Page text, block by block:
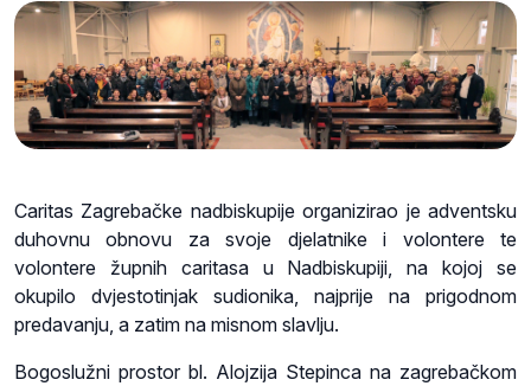
Caritas Zagrebačke nadbiskupije organizirao je adventsku
duhovnu obnovu za svoje djelatnike i volontere te
volontere župnih caritasa u Nadbiskupiji, na kojoj se
okupilo dvjestotinjak sudionika, najprije na prigodnom
predavanju, a zatim na misnom slavlju.
Bogoslužni prostor bl. Alojzija Stepinca na zagrebačkom